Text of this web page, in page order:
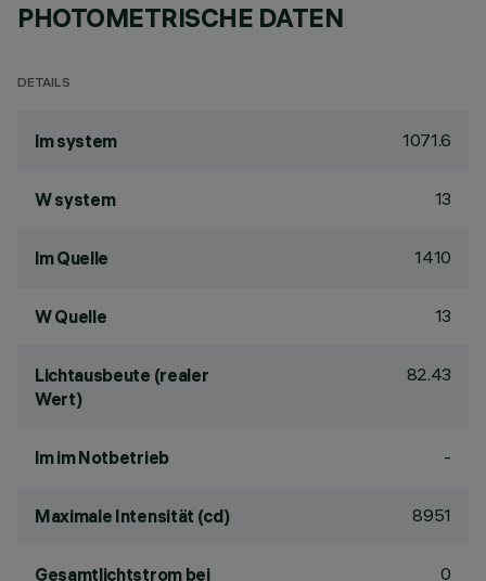
PHOTOMETRISCHE DATEN
DETAILS
lm system 1071.6
W system 13
lm Quelle 1410
W Quelle 13
Lichtausbeute (realer
Wert)
82.43
lm im Notbetrieb -
Maximale Intensität (cd) 8951
Gesamtlichtstrom bei 0